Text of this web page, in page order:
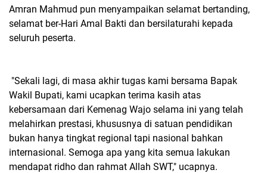
Amran Mahmud pun menyampaikan selamat bertanding,
selamat ber-Hari Amal Bakti dan bersilaturahi kepada
seluruh peserta.
"Sekali lagi, di masa akhir tugas kami bersama Bapak
Wakil Bupati, kami ucapkan terima kasih atas
kebersamaan dari Kemenag Wajo selama ini yang telah
melahirkan prestasi, khususnya di satuan pendidikan
bukan hanya tingkat regional tapi nasional bahkan
internasional. Semoga apa yang kita semua lakukan
mendapat ridho dan rahmat Allah SWT," ucapnya.